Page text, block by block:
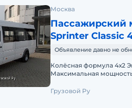
Москва
Пассажирский
Sprinter Classic
Объявление давно не
Колёсная формула 4х2
Максимальная мощность
Грузовой Ру